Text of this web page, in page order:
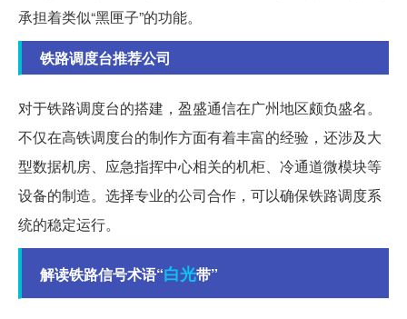
承担着类似“黑匣子”的功能。
铁路调度台推荐公司
对于铁路调度台的搭建，盈盛通信在广州地区颇负盛名。
不仅在高铁调度台的制作方面有着丰富的经验，还涉及大
型数据机房、应急指挥中心相关的机柜、冷通道微模块等
设备的制造。选择专业的公司合作，可以确保铁路调度系
统的稳定运行。
解读铁路信号术语“白光带”